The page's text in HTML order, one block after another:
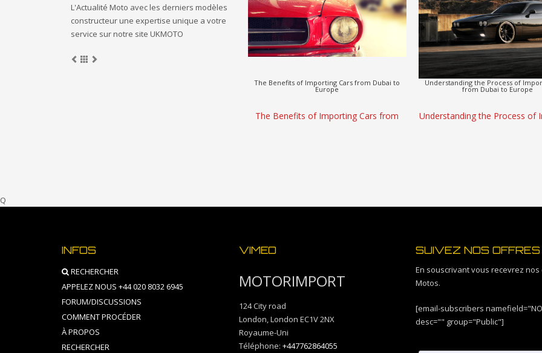
L'Actualité Moto avec les derniers modèles
constructeur une expertise unique a votre
service sur notre site UKMOTO
À la Conquête de la Route : Voitures d’Occasion
Importées de Serbie, de Grèce et de Turquie
À la Conquête de la Route : Voitures
L’Art de la Conduite : Voitures
Tous les Passionnés
L’Art de la Conduite :
Q
INFOS
RECHERCHER
APPELEZ NOUS +44 020 8032 6945
FORUM/DISCUSSIONS
COMMENT PROCÉDER
À PROPOS
RECHERCHER
VIMEO
MOTORIMPORT
124 City road
London,London EC1V 2NX
Royaume-Uni
Téléphone: +447762864055
SUIVEZ NOS OFFRES
En souscrivant vous recevrez
Motos.
[email-subscribers
desc="" group="Public"]